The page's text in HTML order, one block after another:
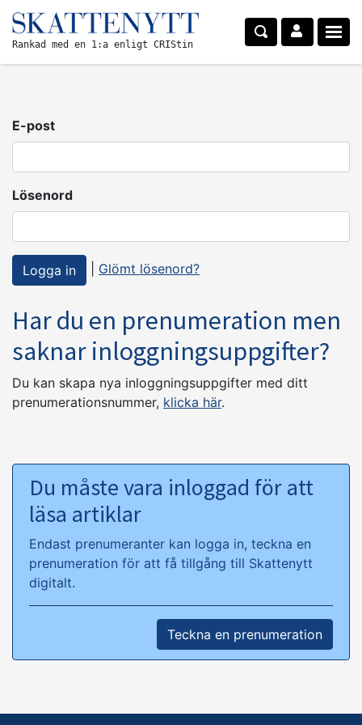
Rankad med en 1:a enligt CRIStin
E-post
Lösenord
Glömt lösenord?
Har du en prenumeration men
saknar inloggningsuppgifter?
Du kan skapa nya inloggningsuppgifter med ditt
prenumerationsnummer, klicka här.
Du måste vara inloggad för att
läsa artiklar
Endast prenumeranter kan logga in, teckna en
prenumeration för att få tillgång till Skattenytt
digitalt.
Teckna en prenumeration